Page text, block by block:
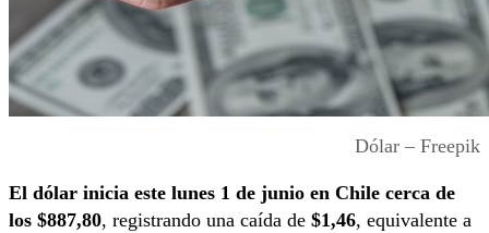
Dólar – Freepik
El dólar inicia este lunes 1 de junio en Chile cerca de
los $887,80, registrando una caída de $1,46, equivalente a